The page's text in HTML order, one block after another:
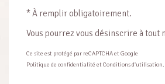
* À remplir obligatoirement.
Vous pourrez vous désinscrire à tout
Ce site est protégé par reCAPTCHA et Google
Politique de confidentialité et Conditions d'utilisation.